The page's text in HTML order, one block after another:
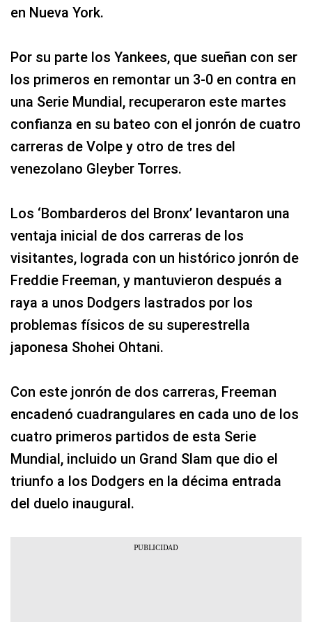
en Nueva York.
Por su parte los Yankees, que sueñan con ser
los primeros en remontar un 3-0 en contra en
una Serie Mundial, recuperaron este martes
confianza en su bateo con el jonrón de cuatro
carreras de Volpe y otro de tres del
venezolano Gleyber Torres.
Los ‘Bombarderos del Bronx’ levantaron una
ventaja inicial de dos carreras de los
visitantes, lograda con un histórico jonrón de
Freddie Freeman, y mantuvieron después a
raya a unos Dodgers lastrados por los
problemas físicos de su superestrella
japonesa Shohei Ohtani.
Con este jonrón de dos carreras, Freeman
encadenó cuadrangulares en cada uno de los
cuatro primeros partidos de esta Serie
Mundial, incluido un Grand Slam que dio el
triunfo a los Dodgers en la décima entrada
del duelo inaugural.